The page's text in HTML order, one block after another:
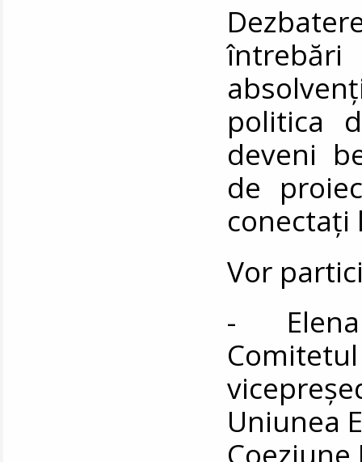
întrebări
politica
deveni
de
conectați
Vor
- Elena
Uniunea
Coeziune